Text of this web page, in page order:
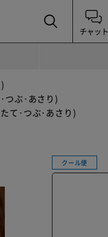
チャット
つぶ･あさり)
て･つぶ･あさり)
クール便